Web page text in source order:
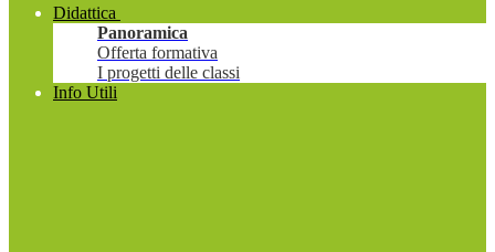
Didattica
Panoramica
Offerta formativa
I progetti delle classi
Info Utili